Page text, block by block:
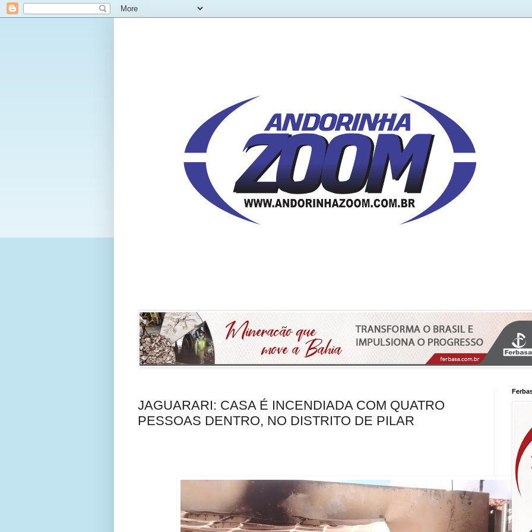
JAGUARARI: CASA É INCENDIADA COM QUATRO
PESSOAS DENTRO, NO DISTRITO DE PILAR